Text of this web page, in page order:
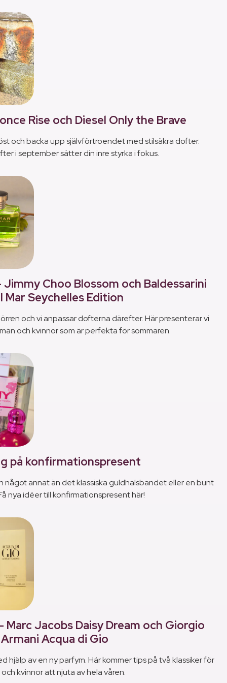
Rise och Diesel Only the Brave
och backa upp självförtroendet med stilsäkra dofter.
i september sätter din inre styrka i fokus.
Choo Blossom och Baldessarini
Mar Seychelles Edition
och vi anpassar dofterna därefter. Här presenterar vi
och kvinnor som är perfekta för sommaren.
på konfirmationspresent
något annat än det klassiska guldhalsbandet eller en bunt
nya idéer till konfirmationspresent här!
Jacobs Daisy Dream och Giorgio
Armani Acqua di Gio
hjälp av en ny parfym. Här kommer tips på två klassiker för
kvinnor att njuta av hela våren.